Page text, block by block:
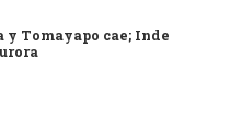
y Tomayapo cae; Inde